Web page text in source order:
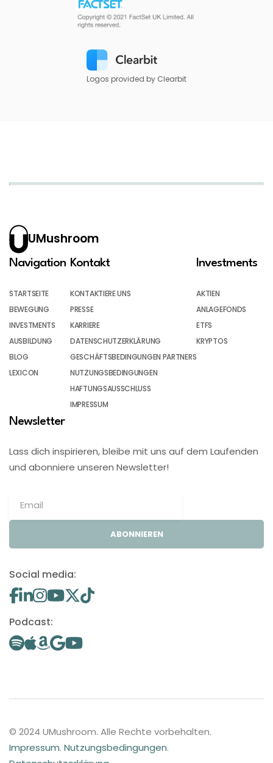
Logos provided by Clearbit
UMushroom
Navigation
STARTSEITE
BEWEGUNG
INVESTMENTS
AUSBILDUNG
BLOG
LEXICON
Kontakt
KONTAKTIERE UNS
PRESSE
KARRIERE
DATENSCHUTZERKLÄRUNG
GESCHÄFTSBEDINGUNGEN PARTNERS
NUTZUNGSBEDINGUNGEN
HAFTUNGSAUSSCHLUSS
IMPRESSUM
Investments
AKTIEN
ANLAGEFONDS
ETFS
KRYPTOS
Newsletter
Lass dich inspirieren, bleibe mit uns auf dem Laufenden
und abonniere unseren Newsletter!
ABONNIEREN
Social media:
Podcast:
© 2024 UMushroom. Alle Rechte vorbehalten.
Impressum. Nutzungsbedingungen.